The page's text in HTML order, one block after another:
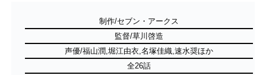
制作/セブン・アークス
監督/草川啓造
声優/福山潤,堀江由衣,名塚佳織,速水奨ほか
全26話